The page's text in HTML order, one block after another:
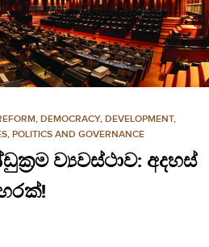
, DEMOCRACY, DEVELOPMENT,
, POLITICS AND GOVERNANCE
ව්‍යවස්ථාව: අදහස්